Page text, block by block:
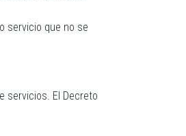
servicio que no se
servicios. El Decreto